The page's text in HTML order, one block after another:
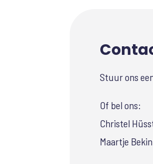
Stuur ons
Of bel ons:
Christel
Maartje